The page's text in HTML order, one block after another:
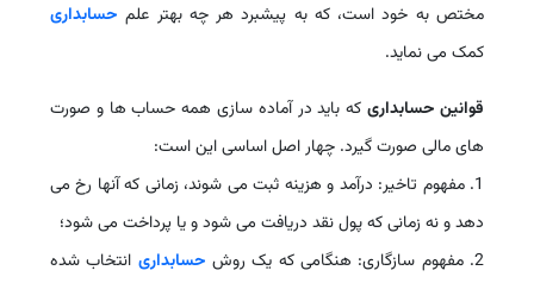
مختص به خود است، که به پیشبرد هر چه بهتر علم حسابداری
کمک می نماید.
قوانین حسابداری که باید در آماده سازی همه حساب ها و صورت
های مالی صورت گیرد. چهار اصل اساسی این است:
1. مفهوم تاخیر: درآمد و هزینه ثبت می شوند، زمانی که آنها رخ می
دهد و نه زمانی که پول نقد دریافت می شود و یا پرداخت می شود؛
2. مفهوم سازگاری: هنگامی که یک روش
حسابداری انتخاب شده